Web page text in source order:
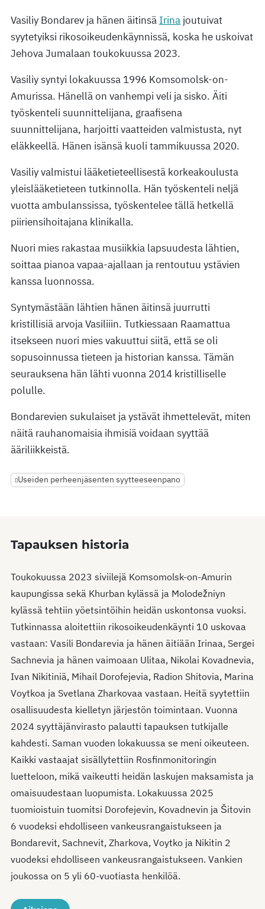
Vasiliy Bondarev ja hänen äitinsä Irina joutuivat
syytetyiksi rikosoikeudenkäynnissä, koska he uskoivat
Jehova Jumalaan toukokuussa 2023.
Vasiliy syntyi lokakuussa 1996 Komsomolsk-on-
Amurissa. Hänellä on vanhempi veli ja sisko. Äiti
työskenteli suunnittelijana, graafisena
suunnittelijana, harjoitti vaatteiden valmistusta, nyt
eläkkeellä. Hänen isänsä kuoli tammikuussa 2020.
Vasiliy valmistui lääketieteellisestä korkeakoulusta
yleislääketieteen tutkinnolla. Hän työskenteli neljä
vuotta ambulanssissa, työskentelee tällä hetkellä
piiriensihoitajana klinikalla.
Nuori mies rakastaa musiikkia lapsuudesta lähtien,
soittaa pianoa vapaa-ajallaan ja rentoutuu ystävien
kanssa luonnossa.
Syntymästään lähtien hänen äitinsä juurrutti
kristillisiä arvoja Vasiliiin. Tutkiessaan Raamattua
itsekseen nuori mies vakuuttui siitä, että se oli
sopusoinnussa tieteen ja historian kanssa. Tämän
seurauksena hän lähti vuonna 2014 kristilliselle
polulle.
Bondarevien sukulaiset ja ystävät ihmettelevät, miten
näitä rauhanomaisia ihmisiä voidaan syyttää
ääriliikkeistä.
Useiden perheenjäsenten syytteeseenpano
Tapauksen historia
Toukokuussa 2023 siviilejä Komsomolsk-on-Amurin
kaupungissa sekä Khurban kylässä ja Molodežniyn
kylässä tehtiin yöetsintöihin heidän uskontonsa vuoksi.
Tutkinnassa aloitettiin rikosoikeudenkäynti 10 uskovaa
vastaan: Vasili Bondarevia ja hänen äitiään Irinaa, Sergei
Sachnevia ja hänen vaimoaan Ulitaa, Nikolai Kovadnevia,
Ivan Nikitiniä, Mihail Dorofejevia, Radion Shitovia, Marina
Voytkoa ja Svetlana Zharkovaa vastaan. Heitä syytettiin
osallisuudesta kielletyn järjestön toimintaan. Vuonna
2024 syyttäjänvirasto palautti tapauksen tutkijalle
kahdesti. Saman vuoden lokakuussa se meni oikeuteen.
Kaikki vastaajat sisällytettiin Rosfinmonitoringin
luetteloon, mikä vaikeutti heidän laskujen maksamista ja
omaisuudestaan luopumista. Lokakuussa 2025
tuomioistuin tuomitsi Dorofejevin, Kovadnevin ja Šitovin
6 vuodeksi ehdolliseen vankeusrangaistukseen ja
Bondarevit, Sachnevit, Zharkova, Voytko ja Nikitin 2
vuodeksi ehdolliseen vankeusrangaistukseen. Vankien
joukossa on 5 yli 60-vuotiasta henkilöä.